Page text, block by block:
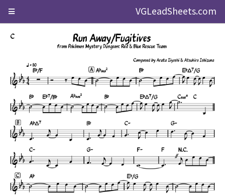
VGLeadSheets.com